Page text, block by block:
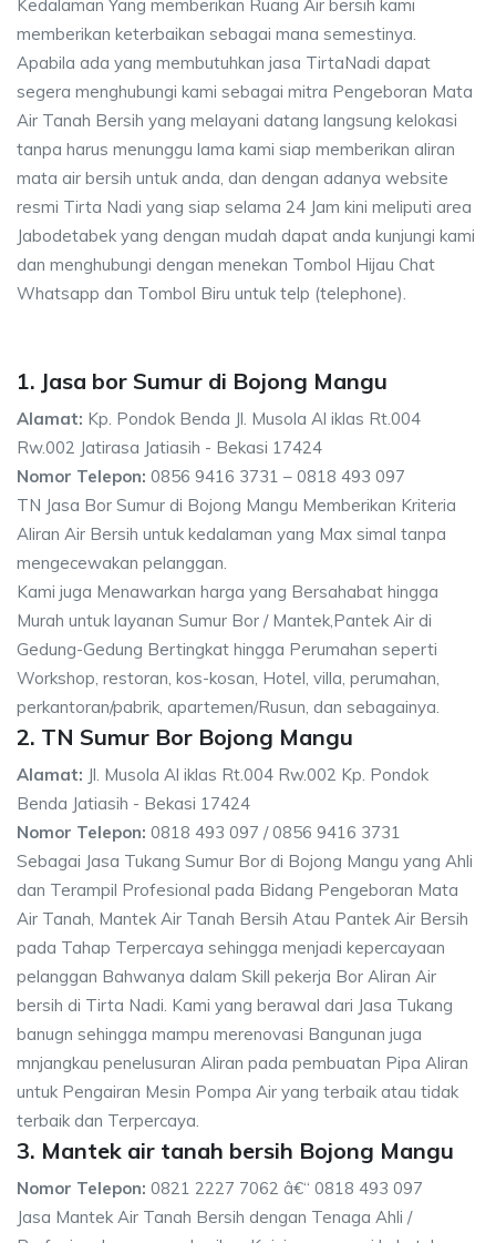
Kedalaman Yang memberikan Ruang Air bersih kami
memberikan keterbaikan sebagai mana semestinya.
Apabila ada yang membutuhkan jasa TirtaNadi dapat
segera menghubungi kami sebagai mitra Pengeboran Mata
Air Tanah Bersih yang melayani datang langsung kelokasi
tanpa harus menunggu lama kami siap memberikan aliran
mata air bersih untuk anda, dan dengan adanya website
resmi Tirta Nadi yang siap selama 24 Jam kini meliputi area
Jabodetabek yang dengan mudah dapat anda kunjungi kami
dan menghubungi dengan menekan Tombol Hijau Chat
Whatsapp dan Tombol Biru untuk telp (telephone).
1. Jasa bor Sumur di Bojong Mangu
Alamat: Kp. Pondok Benda Jl. Musola Al iklas Rt.004
Rw.002 Jatirasa Jatiasih - Bekasi 17424
Nomor Telepon: 0856 9416 3731 – 0818 493 097
TN Jasa Bor Sumur di Bojong Mangu Memberikan Kriteria
Aliran Air Bersih untuk kedalaman yang Max simal tanpa
mengecewakan pelanggan.
Kami juga Menawarkan harga yang Bersahabat hingga
Murah untuk layanan Sumur Bor / Mantek,Pantek Air di
Gedung-Gedung Bertingkat hingga Perumahan seperti
Workshop, restoran, kos-kosan, Hotel, villa, perumahan,
perkantoran/pabrik, apartemen/Rusun, dan sebagainya.
2. TN Sumur Bor Bojong Mangu
Alamat: Jl. Musola Al iklas Rt.004 Rw.002 Kp. Pondok
Benda Jatiasih - Bekasi 17424
Nomor Telepon: 0818 493 097 / 0856 9416 3731
Sebagai Jasa Tukang Sumur Bor di Bojong Mangu yang Ahli
dan Terampil Profesional pada Bidang Pengeboran Mata
Air Tanah, Mantek Air Tanah Bersih Atau Pantek Air Bersih
pada Tahap Terpercaya sehingga menjadi kepercayaan
pelanggan Bahwanya dalam Skill pekerja Bor Aliran Air
bersih di Tirta Nadi. Kami yang berawal dari Jasa Tukang
banugn sehingga mampu merenovasi Bangunan juga
mnjangkau penelusuran Aliran pada pembuatan Pipa Aliran
untuk Pengairan Mesin Pompa Air yang terbaik atau tidak
terbaik dan Terpercaya.
3. Mantek air tanah bersih Bojong Mangu
Nomor Telepon: 0821 2227 7062 â€“ 0818 493 097
Jasa Mantek Air Tanah Bersih dengan Tenaga Ahli /